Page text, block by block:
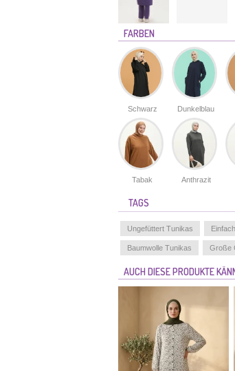
FARBEN
Schwarz Dunkelblau
Tabak Anthrazit
TAGS
Ungefüttert Tunikas
Baumwolle Tunikas Große
AUCH DIESE PRODUKTE